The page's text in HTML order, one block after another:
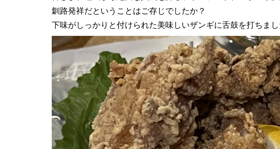
釧路発祥だということはご存じでしたか？
下味がしっかりと付けられた美味しいザンギに舌鼓を打ちま